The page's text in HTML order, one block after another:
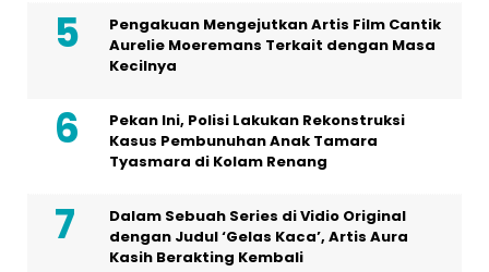
Pengakuan Mengejutkan Artis Film Cantik
Aurelie Moeremans Terkait dengan Masa
Kecilnya
Pekan Ini, Polisi Lakukan Rekonstruksi
Kasus Pembunuhan Anak Tamara
Tyasmara di Kolam Renang
Dalam Sebuah Series di Vidio Original
dengan Judul ‘Gelas Kaca’, Artis Aura
Kasih Berakting Kembali